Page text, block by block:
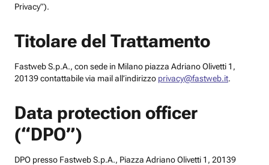
Privacy”).
Titolare del Trattamento
Fastweb S.p.A., con sede in Milano piazza Adriano Olivetti 1,
20139 contattabile via mail all’indirizzo privacy@fastweb.it.
Data protection officer
(“DPO”)
DPO presso Fastweb S.p.A., Piazza Adriano Olivetti 1, 20139